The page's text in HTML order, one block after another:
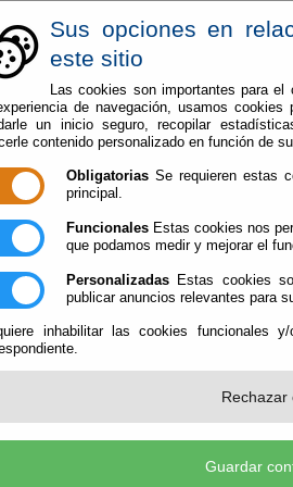
Sus opciones en
este sitio
Las cookies son importantes para
de navegación, usamos
un inicio seguro, recopilar
contenido personalizado en función de
Obligatorias Se requieren estas
principal.
Funcionales Estas cookies nos
que podamos medir y mejorar el
Personalizadas Estas cookies
publicar anuncios relevantes para
inhabilitar las cookies funcionales
Rechazar
Guardar
pone el broche final a la Semana Santa de Berja
Resucitado pone el
La